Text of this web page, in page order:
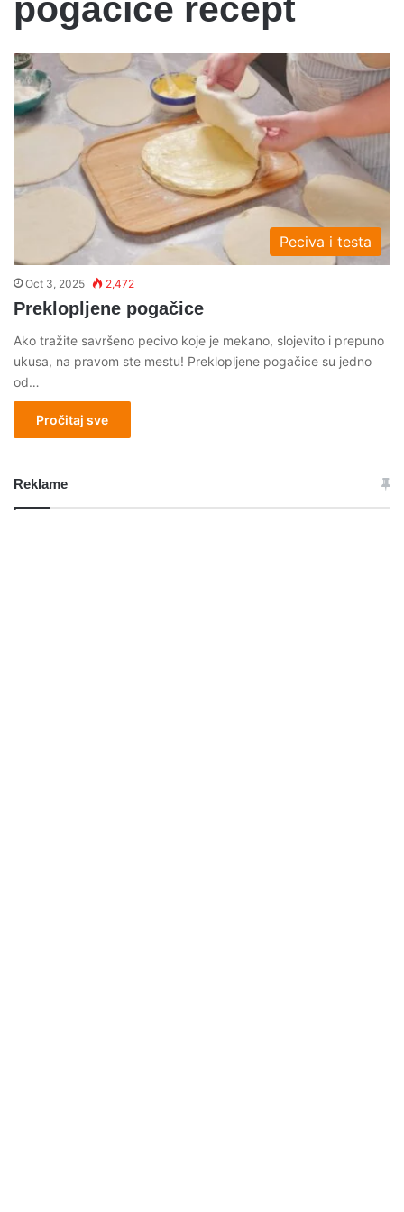
pogačice recept
Peciva i testa
Oct 3, 2025 2,472
Preklopljene pogačice
Ako tražite savršeno pecivo koje je mekano, slojevito i prepuno
ukusa, na pravom ste mestu! Preklopljene pogačice su jedno
od…
Pročitaj sve
Reklame